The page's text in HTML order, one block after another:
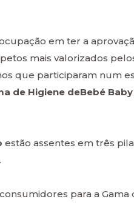
em ter a
mais valorizados
que participaram num
de Higiene deBebé
estão assentes em três
para a